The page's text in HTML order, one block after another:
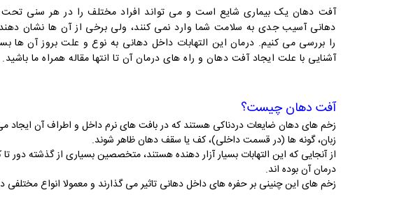
آفت دهان یک بیماری شایع است و می تواند افراد مختلف را در هر سنی تحت
دهانی آسیب جدی به سلامت شما وارد نمی کنند، ولی برخی از آن ها نشان
را بررسی می کنیم. درمان این التهابات داخل دهانی به نوع و علت بروز آن
آشنایی با علت ایجاد آفت دهان و راه های درمان آن تا انتها مقاله همراه ما باشید.
آفت دهان چیست؟
زخم های دهان ضایعات دردناکی هستند که در بافت های نرم داخل و اطراف آن
زبان، گونه ها (در قسمت داخلی)، کف یا سقف دهان ظاهر شوند.
از آنجایی که این التهابات بسیار آزار دهنده هستند، متخصصین بسیاری از گذشته
درمان آن بوده اند.
زخم های این چنینی بر حفره های داخل دهانی تاثیر می گذارند و معمولا انواع